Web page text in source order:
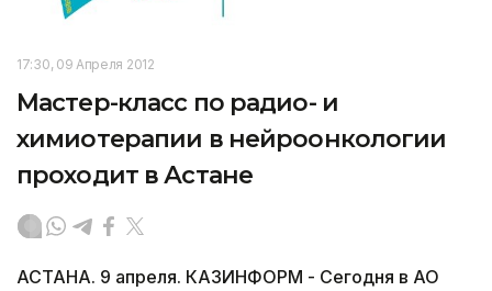
17:30, 09 Апреля 2012
Мастер-класс по радио- и
химиотерапии в нейроонкологии
проходит в Астане
АСТАНА. 9 апреля. КАЗИНФОРМ - Сегодня в АО